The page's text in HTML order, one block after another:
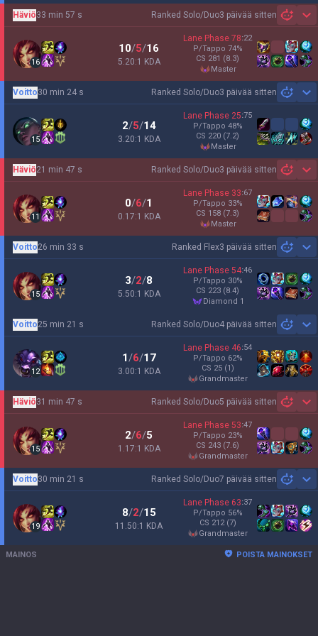
Ranked Solo/Duo3 päivää sitten
Häviö33 min 57 s
16
10/5/16
5.20:1 KDA
Lane Phase 78:22
P/Tappo 74%
CS 281 (8.3)
master
Ranked Solo/Duo3 päivää sitten
Voitto30 min 24 s
15
2/5/14
3.20:1 KDA
Lane Phase 25:75
P/Tappo 48%
CS 220 (7.2)
master
Ranked Solo/Duo3 päivää sitten
Häviö21 min 47 s
11
0/6/1
0.17:1 KDA
Lane Phase 33:67
P/Tappo 33%
CS 158 (7.3)
master
Ranked Flex3 päivää sitten
Voitto26 min 33 s
15
3/2/8
5.50:1 KDA
Lane Phase 54:46
P/Tappo 30%
CS 223 (8.4)
diamond 1
Ranked Solo/Duo4 päivää sitten
Voitto25 min 21 s
12
1/6/17
3.00:1 KDA
Lane Phase 46:54
P/Tappo 62%
CS 25 (1)
grandmaster
Ranked Solo/Duo5 päivää sitten
Häviö31 min 47 s
15
2/6/5
1.17:1 KDA
Lane Phase 53:47
P/Tappo 23%
CS 243 (7.6)
grandmaster
Ranked Solo/Duo7 päivää sitten
Voitto30 min 21 s
19
8/2/15
11.50:1 KDA
Lane Phase 63:37
P/Tappo 56%
CS 212 (7)
grandmaster
MAINOS POISTA MAINOKSET